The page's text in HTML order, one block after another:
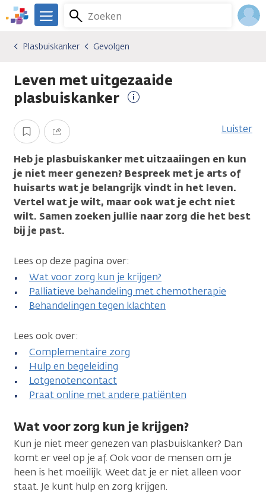
Overslaan
en
gaan
We
er
je.
Kanker.nl
Zoeken
Menu
Kankersoorten
Plasbuiskanker
Gevolgen
Plasbuiskanker Gevolgen
Leven met uitgezaaide
plasbuiskanker
Opslaan Delen Luister
Heb je plasbuiskanker met uitzaaiingen en kun
je niet meer genezen? Bespreek met je arts of
huisarts wat je belangrijk vindt in het leven.
Vertel wat je wilt, maar ook wat je echt niet
wilt. Samen zoeken jullie naar zorg die het best
bij je past.
Lees op deze pagina over:
Wat voor zorg kun je krijgen?
Palliatieve behandeling met chemotherapie
Behandelingen tegen klachten
Lees ook over:
Complementaire zorg
Hulp en begeleiding
Lotgenotencontact
Praat online met andere patiënten
Wat voor zorg kun je krijgen?
Kun je niet meer genezen van plasbuiskanker? Dan
komt er veel op je af. Ook voor de mensen om je
heen is het moeilijk. Weet dat je er niet alleen voor
staat. Je kunt hulp en zorg krijgen.